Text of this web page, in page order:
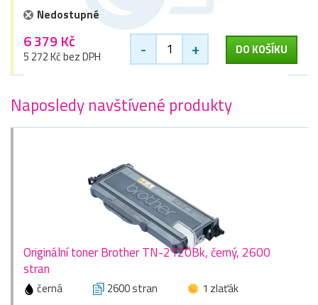
Nedostupné
6 379 Kč
5 272 Kč bez DPH - + DO KOŠÍKU
Naposledy navštívené produkty
Originální toner Brother TN-2120Bk, černý, 2600
stran
černá 2600 stran
1 zlaťák